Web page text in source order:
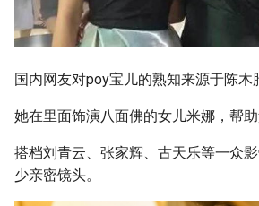
国内网友对poy宝儿的熟知来源于陈木
她在里面饰演八面佛的女儿米娜，帮
搭档刘青云、张家辉、古天乐等一众
少亲密镜头。